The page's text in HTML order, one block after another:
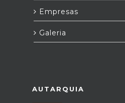
Empresas
Galeria
AUTARQUIA